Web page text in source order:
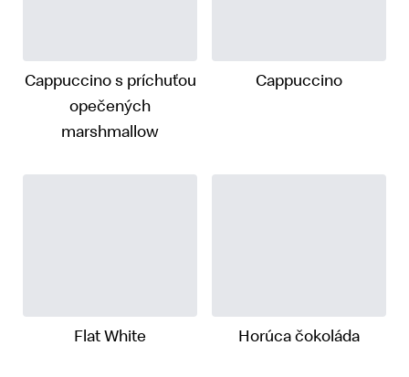
Cappuccino s príchuťou
opečených
marshmallow
Cappuccino
Flat White Horúca čokoláda